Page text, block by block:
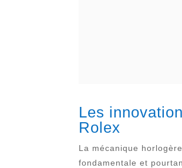
Les
Rolex
La mécanique
fondamentale et